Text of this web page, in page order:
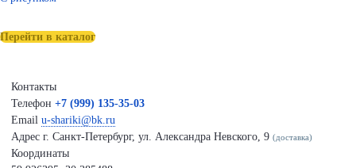
Перейти в каталог
Контакты
Телефон +7 (999) 135-35-03
Email u-shariki@bk.ru
Адрес г. Санкт-Петербург, ул. Александра Невского, 9 (доставка)
Координаты